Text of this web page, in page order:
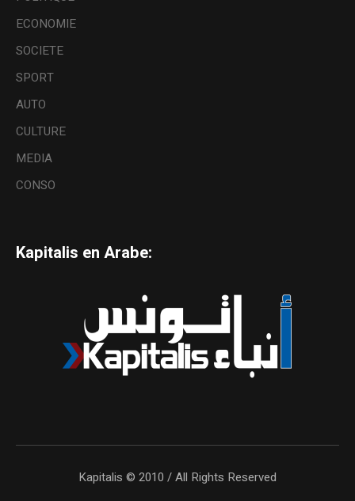
ECONOMIE
SOCIETE
SPORT
AUTO
CULTURE
MEDIA
CONSO
Kapitalis en Arabe:
Kapitalis © 2010 / All Rights Reserved